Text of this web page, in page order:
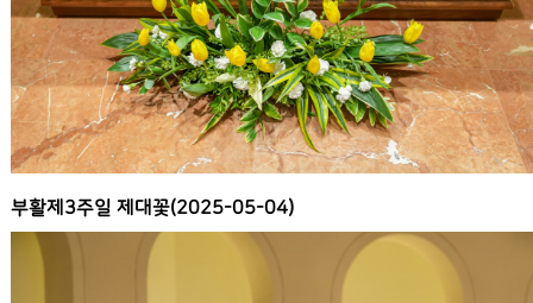
부활제3주일 제대꽃(2025-05-04)